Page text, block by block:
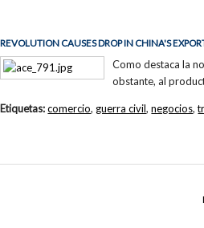
REVOLUTION CAUSES DROP IN CHINA'S
Como destaca la
obstante, al
Etiquetas:comercio, guerra civil,negocios,